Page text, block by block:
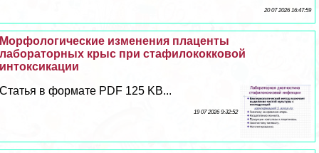
20 07 2026 16:47:59
Морфологические изменения плаценты
лабораторных крыс при стафилококковой
интоксикации
Статья в формате PDF 125 KB...
19 07 2026 9:32:52